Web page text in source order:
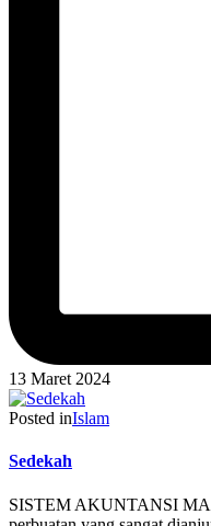
13 Maret 2024
Posted inIslam
Sedekah
SISTEM AKUNTANSI